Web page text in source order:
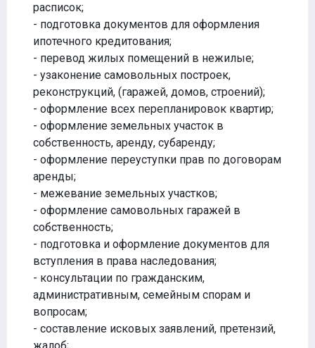
расписок;
- подготовка документов для оформления
ипотечного кредитования;
- перевод жилых помещений в нежилые;
- узаконение самовольных построек,
реконструкций, (гаражей, домов, строений);
- оформление всех перепланировок квартир;
- оформление земельных участок в
собственность, аренду, субаренду;
- оформление переуступки прав по договорам
аренды;
- межевание земельных участков;
- оформление самовольных гаражей в
собственность;
- подготовка и оформление документов для
вступления в права наследования;
- консультации по гражданским,
административным, семейным спорам и
вопросам;
- составление исковых заявлений, претензий,